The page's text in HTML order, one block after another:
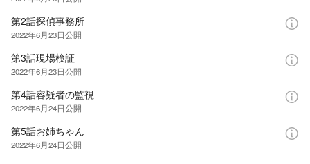
第2話探偵事務所
2022年6月23日公開
第3話現場検証
2022年6月23日公開
第4話容疑者の監視
2022年6月24日公開
第5話お姉ちゃん
2022年6月24日公開